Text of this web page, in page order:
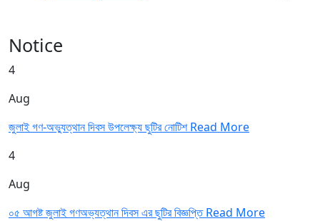
Notice
4
Aug
জুলাই গণ-অভ্যুত্থান দিবস উপলেক্ষ্য ছুটির নোটিশRead More
4
Aug
০৫ আগষ্ট জুলাই গণঅভ্যত্থান দিবস এর ছুটির বিজ্ঞপ্তিRead More